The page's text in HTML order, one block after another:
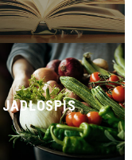
JADŁOSPIS